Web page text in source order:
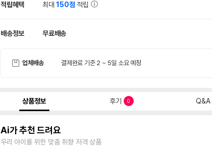
적립혜택 최대150점 적립
배송정보 무료배송
업체배송 결제완료 기준 2 ~ 5일 소요 예정
상품정보 후기 0 Q&A
Ai가 추천 드려요
우리 아이를 위한 맞춤 취향 저격 상품